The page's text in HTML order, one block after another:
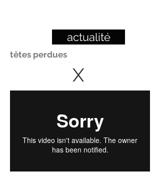
actualité
têtes perdues
X